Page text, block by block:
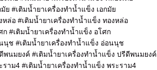
ย #เติมน้ำยาเครื่องทำน้ำแข็ง เอกมัย
ล่อ #เติมน้ำยาเครื่องทำน้ำแข็ง ทองหล่อ
#เติมน้ำยาเครื่องทำน้ำแข็ง อโศก
นุช #เติมน้ำยาเครื่องทำน้ำแข็ง อ่อนนุช
พนมยงค์ #เติมน้ำยาเครื่องทำน้ำแข็ง ปรีดีพนมยงค์
าม4 #เติมน้ำยาเครื่องทำน้ำแข็ง พระราม4